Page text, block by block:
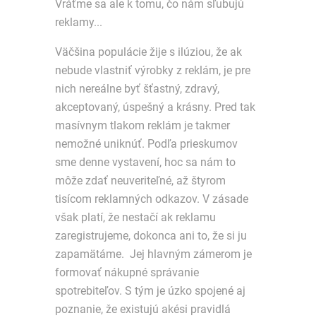
Vráťme sa ale k tomu, čo nám sľubujú
reklamy...
Väčšina populácie žije s ilúziou, že ak
nebude vlastniť výrobky z reklám, je pre
nich nereálne byť šťastný, zdravý,
akceptovaný, úspešný a krásny. Pred tak
masívnym tlakom reklám je takmer
nemožné uniknúť. Podľa prieskumov
sme denne vystavení, hoc sa nám to
môže zdať neuveriteľné, až štyrom
tisícom reklamných odkazov. V zásade
však platí, že nestačí ak reklamu
zaregistrujeme, dokonca ani to, že si ju
zapamätáme. Jej hlavným zámerom je
formovať nákupné správanie
spotrebiteľov. S tým je úzko spojené aj
poznanie, že existujú akési pravidlá